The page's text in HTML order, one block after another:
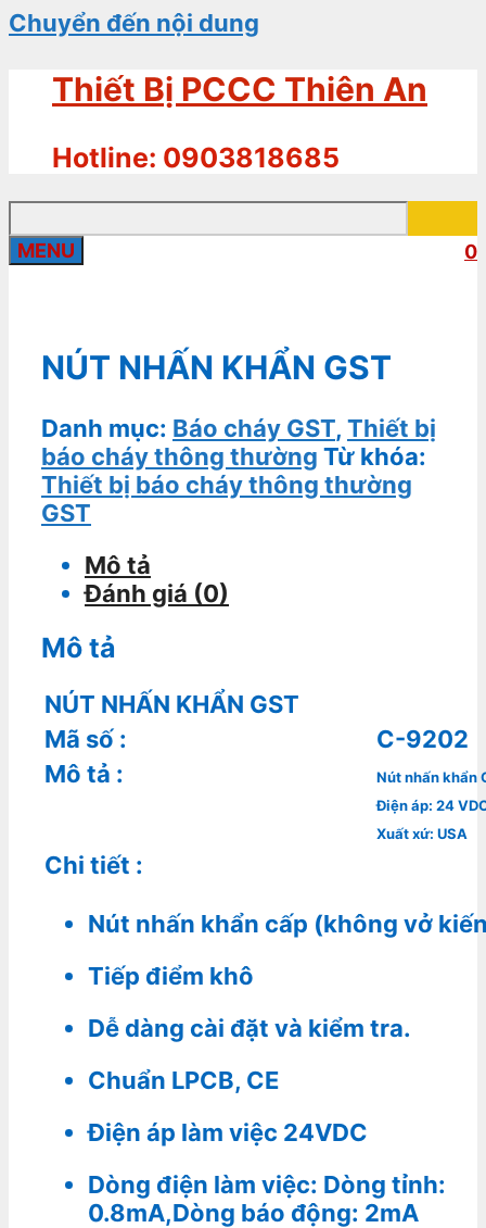
Chuyển đến nội dung
Thiết Bị PCCC Thiên An
Hotline: 0903818685
0
MENU
NÚT NHẤN KHẨN GST
Danh mục: Báo cháy GST, Thiết bị
báo cháy thông thường Từ khóa:
Thiết bị báo cháy thông thường
GST
Mô tả
Đánh giá (0)
Mô tả
NÚT NHẤN KHẨN GST
Mã số :
C-9202
Mô tả :
Nút nhấn khẩn
Điện áp: 24
Xuất xứ: USA
Chi tiết :
Nút nhấn khẩn cấp (không vở
Tiếp điểm khô
Dễ dàng cài đặt và kiểm tra.
Chuẩn LPCB, CE
Điện áp làm việc 24VDC
Dòng điện làm việc: Dòng tỉnh:
0.8mA,Dòng báo động: 2mA